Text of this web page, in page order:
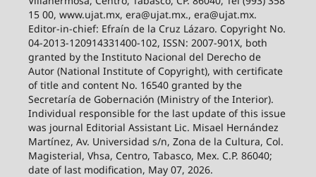
15 00, www.ujat.mx, era@ujat.mx., era@ujat.mx.
Editor-in-chief: Efraín de la Cruz Lázaro. Copyright No.
04-2013-120914331400-102, ISSN: 2007-901X, both
granted by the Instituto Nacional del Derecho de
Autor (National Institute of Copyright), with certificate
of title and content No. 16540 granted by the
Secretaría de Gobernación (Ministry of the Interior).
Individual responsible for the last update of this issue
was journal Editorial Assistant Lic. Misael Hernández
Martínez, Av. Universidad s/n, Zona de la Cultura, Col.
Magisterial, Vhsa, Centro, Tabasco, Mex. C.P. 86040;
date of last modification, May 07, 2026.